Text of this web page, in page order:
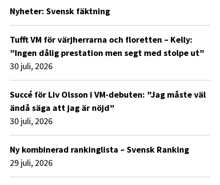
Nyheter: Svensk fäktning
Tufft VM för värjherrarna och floretten – Kelly:
”Ingen dålig prestation men segt med stolpe ut”
30 juli, 2026
Succé för Liv Olsson i VM-debuten: ”Jag måste väl
ändå säga att jag är nöjd”
30 juli, 2026
Ny kombinerad rankinglista – Svensk Ranking
29 juli, 2026